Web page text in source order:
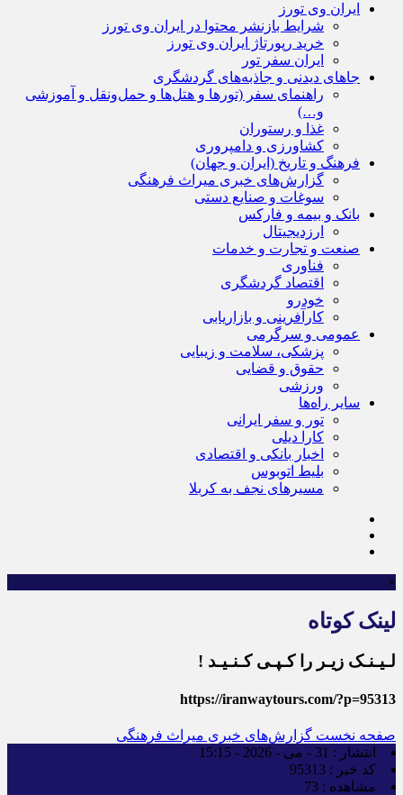
ایران وی تورز
شرایط بازنشر محتوا در ایران وی تورز
خرید رپورتاژ ایران وی تورز
ایران سفر تور
جاهای دیدنی و جاذبه‌های گردشگری
راهنمای سفر (تورها و هتل‌ها و حمل‌و‌نقل و آموزشی
و…)
غذا و رستوران
کشاورزی و دامپروری
فرهنگ و تاریخ (ایران و جهان)
گزارش‌های خبری میراث فرهنگی
سوغات و صنایع دستی
بانک و بیمه و فارکس
ارزدیجیتال
صنعت و تجارت و خدمات
فناوری
اقتصاد گردشگری
خودرو
کارآفرینی و بازاریابی
عمومی و سرگرمی
پزشکی، سلامت و زیبایی
حقوق و قضایی
ورزشی
سایر راه‌ها
تور و سفر ایرانی
کارا دیلی
اخبار بانکی و اقتصادی
بلیط اتوبوس
مسیرهای نجف به کربلا
×
لینک کوتاه
لـیـنـک زیـر را کـپـی کـنـیـد !
https://iranwaytours.com/?p=95313
صفحه نخست گزارش‌های خبری میراث فرهنگی
انتشار : 31 - می - 2026 - 15:15
کد خبر : 95313
مشاهده : 73